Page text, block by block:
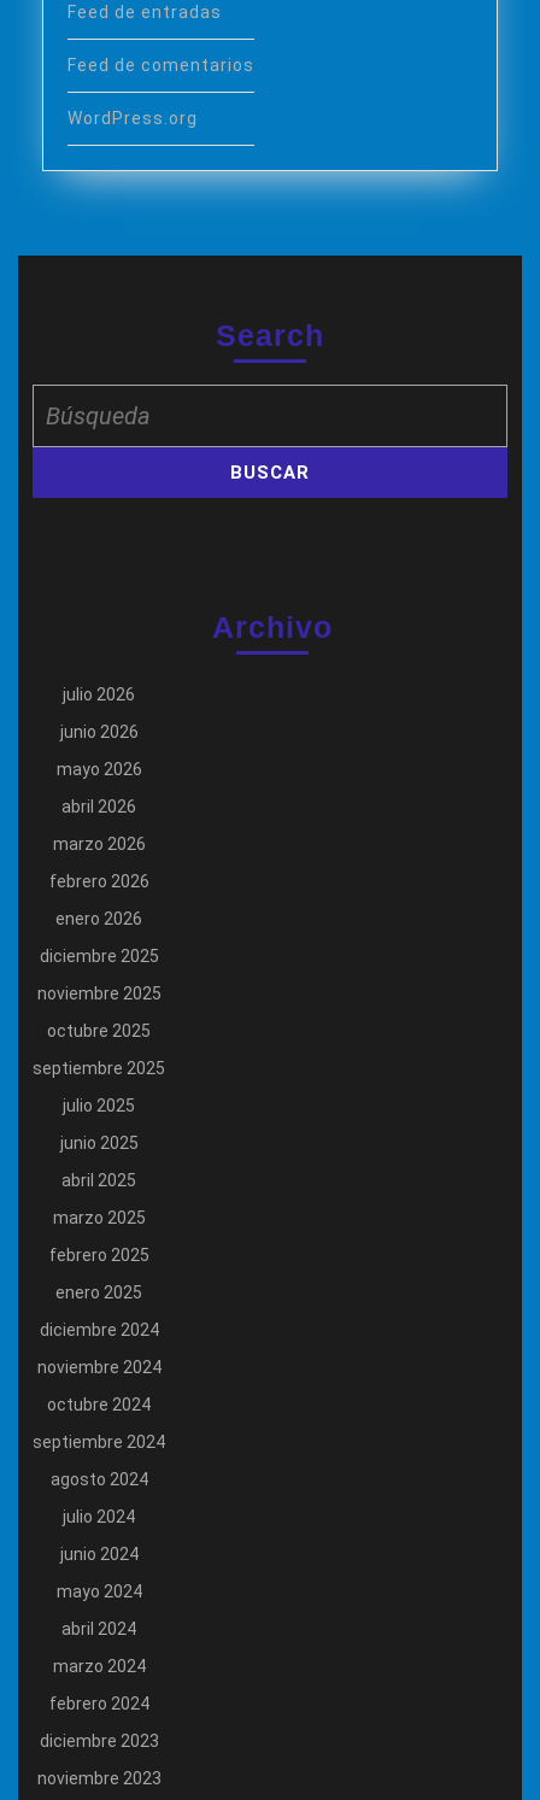
Feed de entradas
Feed de comentarios
WordPress.org
Search
Archivo
julio 2026
junio 2026
mayo 2026
abril 2026
marzo 2026
febrero 2026
enero 2026
diciembre 2025
noviembre 2025
octubre 2025
septiembre 2025
julio 2025
junio 2025
abril 2025
marzo 2025
febrero 2025
enero 2025
diciembre 2024
noviembre 2024
octubre 2024
septiembre 2024
agosto 2024
julio 2024
junio 2024
mayo 2024
abril 2024
marzo 2024
febrero 2024
diciembre 2023
noviembre 2023